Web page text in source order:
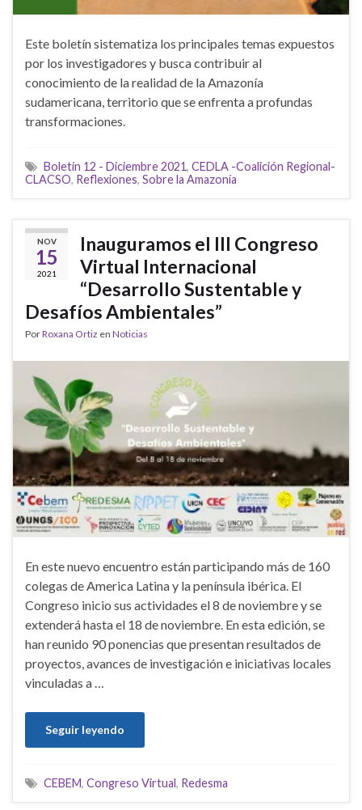
Este boletín sistematiza los principales temas expuestos
por los investigadores y busca contribuir al
conocimiento de la realidad de la Amazonía
sudamericana, territorio que se enfrenta a profundas
transformaciones.
Boletín 12 - Diciembre 2021, CEDLA -Coalición Regional-
CLACSO, Reflexiones, Sobre la Amazonía
NOV
15
2021
Inauguramos el III Congreso
Virtual Internacional
“Desarrollo Sustentable y
Desafíos Ambientales”
PorRoxana Ortiz en Noticias
En este nuevo encuentro están participando más de 160
colegas de America Latina y la península ibérica. El
Congreso inicio sus actividades el 8 de noviembre y se
extenderá hasta el 18 de noviembre. En esta edición, se
han reunido 90 ponencias que presentan resultados de
proyectos, avances de investigación e iniciativas locales
vinculadas a …
Seguir leyendo
CEBEM, Congreso Virtual, Redesma